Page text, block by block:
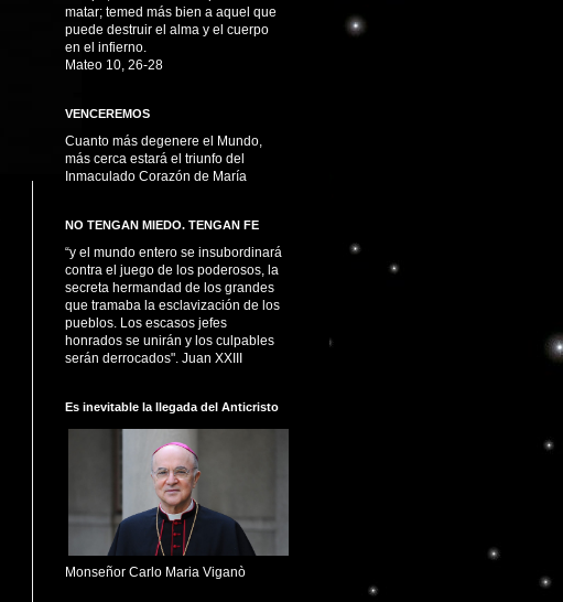
matar; temed más bien a aquel que
puede destruir el alma y el cuerpo
en el infierno.
Mateo 10, 26-28
VENCEREMOS
Cuanto más degenere el Mundo,
más cerca estará el triunfo del
Inmaculado Corazón de María
NO TENGAN MIEDO. TENGAN FE
“y el mundo entero se insubordinará
contra el juego de los poderosos, la
secreta hermandad de los grandes
que tramaba la esclavización de los
pueblos. Los escasos jefes
honrados se unirán y los culpables
serán derrocados". Juan XXIII
Es inevitable la llegada del Anticristo
Monseñor Carlo Maria Viganò